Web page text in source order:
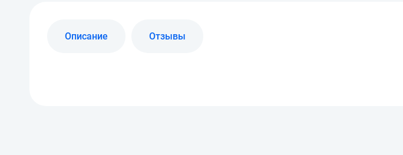
Описание Отзывы